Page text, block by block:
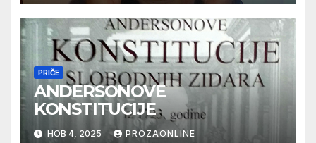
PRIČE
ANDERSONOVE
KONSTITUCIJE
НОВ 4, 2025 PROZAONLINE